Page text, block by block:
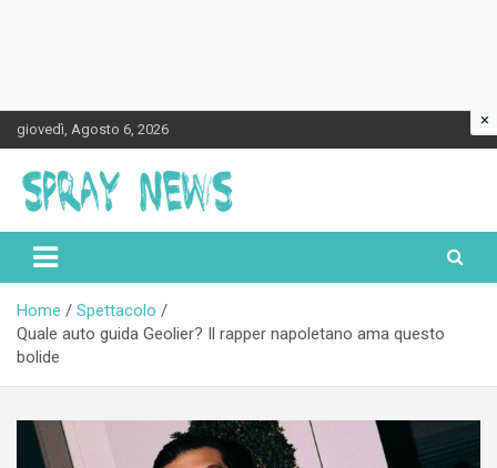
Skip
to
content
giovedì, Agosto 6, 2026
Spraynews.it
Home
Spettacolo
Quale auto guida Geolier? Il rapper napoletano ama questo
bolide
×